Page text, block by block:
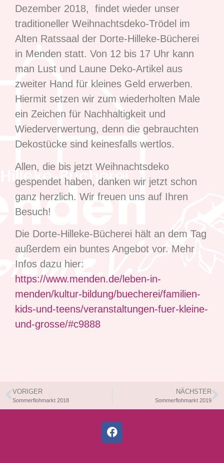
Dezember 2018, findet wieder unser
traditioneller Weihnachtsdeko-Trödel im
Alten Ratssaal der Dorte-Hilleke-Bücherei
in Menden statt. Von 12 bis 17 Uhr kann
man Lust und Laune Deko-Artikel aus
zweiter Hand für kleines Geld erwerben.
Hiermit setzen wir zum wiederholten Male
ein Zeichen für Nachhaltigkeit und
Wiederverwertung, denn die gebrauchten
Dekostücke sind keinesfalls wertlos.
Allen, die bis jetzt Weihnachtsdeko
gespendet haben, danken wir jetzt schon
ganz herzlich. Wir freuen uns auf Ihren
Besuch!
Die Dorte-Hilleke-Bücherei hält an dem Tag
außerdem ein buntes Angebot vor. Mehr
Infos dazu hier:
https://www.menden.de/leben-in-
menden/kultur-bildung/buecherei/familien-
kids-und-teens/veranstaltungen-fuer-kleine-
und-grosse/#c9888
VORIGER
Sommerflohmarkt 2018
NÄCHSTER
Sommerflohmarkt 2019